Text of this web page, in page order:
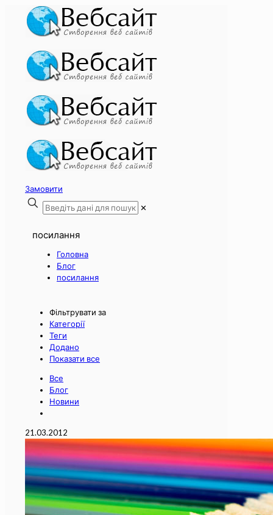
Замовити
✕
посилання
Головна
Блог
посилання
Фільтрувати за
Категорії
Теги
Додано
Показати все
Все
Блог
Новини
21.03.2012